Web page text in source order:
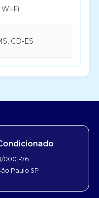
Fi
CD-ES
0001-76
Paulo SP